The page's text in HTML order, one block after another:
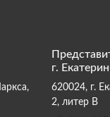
г.
620024, г.
2, литер В